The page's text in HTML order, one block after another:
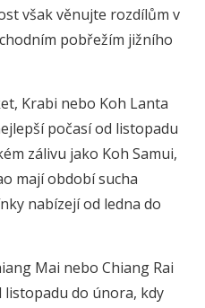
však věnujte rozdílům v
pobřežím jižního
Krabi nebo Koh Lanta
počasí od listopadu
zálivu jako Koh Samui,
mají období sucha
nabízejí od ledna do
Mai nebo Chiang Rai
listopadu do února, kdy